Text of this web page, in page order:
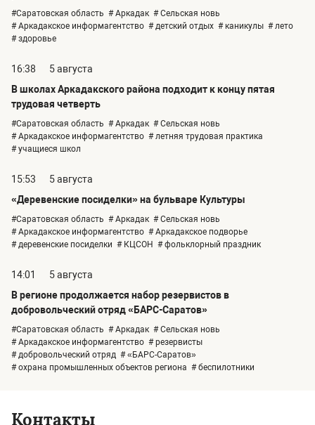
#Саратовская область # Аркадак # Сельская новь
# Аркадакское информагентство # детский отдых # каникулы # лето
# здоровье
16:38
5 августа
В школах Аркадакского района подходит к концу пятая
трудовая четверть
#Саратовская область # Аркадак # Сельская новь
# Аркадакское информагентство # летняя трудовая практика
# учащиеся школ
15:53
5 августа
«Деревенские посиделки» на бульваре Культуры
#Саратовская область # Аркадак # Сельская новь
# Аркадакское информагентство # Аркадакское подворье
# деревенские посиделки # КЦСОН # фольклорный праздник
14:01
5 августа
В регионе продолжается набор резервистов в
добровольческий отряд «БАРС-Саратов»
#Саратовская область # Аркадак # Сельская новь
# Аркадакское информагентство # резервисты
# добровольческий отряд # «БАРС-Саратов»
# охрана промышленных объектов региона # беспилотники
Контакты